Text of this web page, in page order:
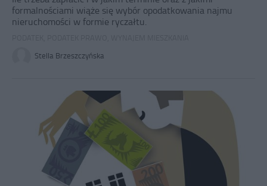
formalnościami wiąże się wybór opodatkowania najmu
nieruchomości w formie ryczałtu.
Stella Brzeszczyńska